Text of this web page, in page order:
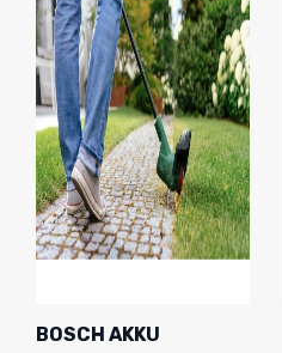
BOSCH AKKU